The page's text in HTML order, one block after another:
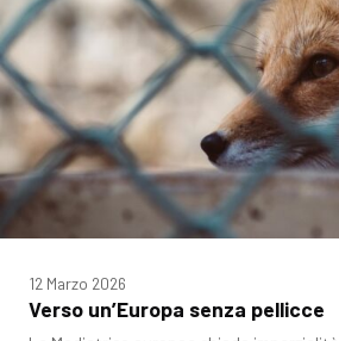
12 Marzo 2026
Verso un’Europa senza pellicce